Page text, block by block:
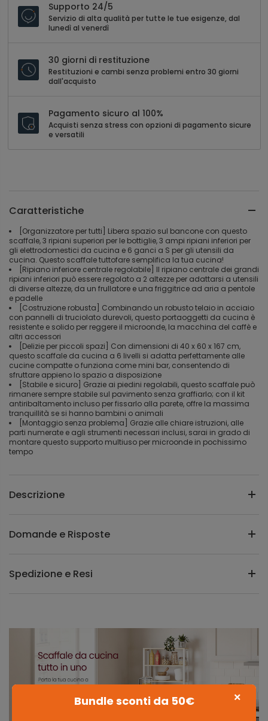
Supporto 24/5
Servizio di alta qualità per tutte le tue esigenze, dal
lunedì al venerdì
30 giorni di restituzione
Restituzioni e cambi senza problemi entro 30 giorni
dall'acquisto
Pagamento sicuro al 100%
Acquisti senza stress con opzioni di pagamento sicure
e versatili
Caratteristiche
[Organizzatore per tutti] Libera spazio sul bancone con questo
scaffale, 3 ripiani superiori per le bottiglie, 3 ampi ripiani inferiori per
gli elettrodomestici da cucina e 6 ganci a S per gli utensili da
cucina. Questo scaffale tuttofare semplifica la tua cucina!
[Ripiano inferiore centrale regolabile] Il ripiano centrale dei grandi
ripiani inferiori può essere regolato a 2 altezze per adattarsi a utensili
di diverse altezze, da un frullatore e una friggitrice ad aria a pentole
e padelle
[Costruzione robusta] Combinando un robusto telaio in acciaio
con pannelli di truciolato durevoli, questo portaoggetti da cucina è
resistente e solido per reggere il microonde, la macchina del caffè e
altri accessori
[Delizie per piccoli spazi] Con dimensioni di 40 x 60 x 167 cm,
questo scaffale da cucina a 6 livelli si adatta perfettamente alle
cucine compatte o funziona come mini bar, consentendo di
sfruttare appieno lo spazio a disposizione
[Stabile e sicuro] Grazie ai piedini regolabili, questo scaffale può
rimanere sempre stabile sul pavimento senza graffiarlo; con il kit
antiribaltamento incluso per fissarlo alla parete, offre la massima
tranquillità se si hanno bambini o animali
[Montaggio senza problema] Grazie alle chiare istruzioni, alle
parti numerate e agli strumenti necessari inclusi, sarai in grado di
montare questo supporto multiuso per microonde in pochissimo
tempo
Descrizione
Domande e Risposte
Spedizione e Resi
×
Bundle sconti da 50€